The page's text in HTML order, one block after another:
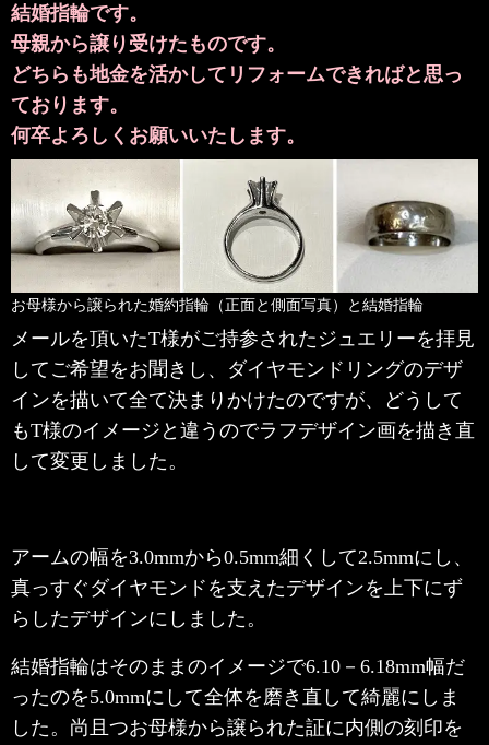
結婚指輪です。
母親から譲り受けたものです。
どちらも地金を活かしてリフォームできればと思っ
ております。
何卒よろしくお願いいたします。
お母様から譲られた婚約指輪（正面と側面写真）と結婚指輪
メールを頂いたT様がご持参されたジュエリーを拝見
してご希望をお聞きし、ダイヤモンドリングのデザ
インを描いて全て決まりかけたのですが、どうして
もT様のイメージと違うのでラフデザイン画を描き直
して変更しました。
アームの幅を3.0mmから0.5mm細くして2.5mmにし、
真っすぐダイヤモンドを支えたデザインを上下にず
らしたデザインにしました。
結婚指輪はそのままのイメージで6.10－6.18mm幅だ
ったのを5.0mmにして全体を磨き直して綺麗にしま
した。尚且つお母様から譲られた証に内側の刻印を